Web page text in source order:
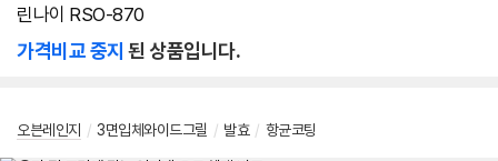
린나이 RSO-870
가격비교 중지 된 상품입니다.
오븐레인지 / 3면입체와이드그릴 / 발효 / 항균코팅